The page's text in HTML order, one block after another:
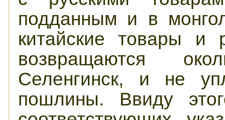
подданным и в
китайские товары и
возвращаются
Селенгинск, и не
пошлины. Ввиду